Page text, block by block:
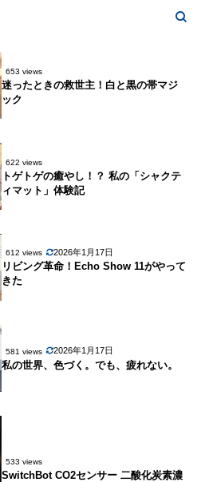
653 views
迷ったときの救世主！白と黒の帯マジ
ック
622 views
トゲトゲの癒やし！？ 私の「シャクテ
ィマット」体験記
612 views 2026年1月17日
リビング革命！Echo Show 11がやって
きた
581 views 2026年1月17日
私の世界、色づく。でも、疲れない。
533 views
SwitchBot CO2センサー 二酸化炭素濃